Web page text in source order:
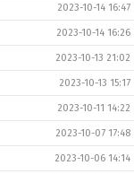
2023-10-14 16:47
2023-10-14 16:26
2023-10-13 21:02
2023-10-13 15:17
2023-10-11 14:22
2023-10-07 17:48
2023-10-06 14:14